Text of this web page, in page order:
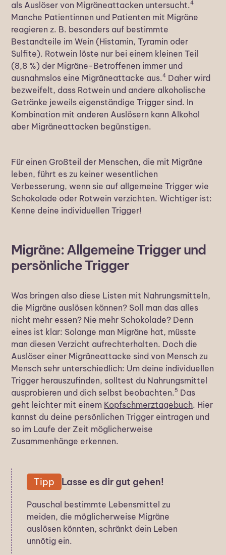
als Auslöser von Migräneattacken untersucht.4
Manche Patientinnen und Patienten mit Migräne
reagieren z. B. besonders auf bestimmte
Bestandteile im Wein (Histamin, Tyramin oder
Sulfite). Rotwein löste nur bei einem kleinen Teil
(8,8 %) der Migräne-Betroffenen immer und
ausnahmslos eine Migräneattacke aus.4 Daher wird
bezweifelt, dass Rotwein und andere alkoholische
Getränke jeweils eigenständige Trigger sind. In
Kombination mit anderen Auslösern kann Alkohol
aber Migräneattacken begünstigen.
Für einen Großteil der Menschen, die mit Migräne
leben, führt es zu keiner wesentlichen
Verbesserung, wenn sie auf allgemeine Trigger wie
Schokolade oder Rotwein verzichten. Wichtiger ist:
Kenne deine individuellen Trigger!
Migräne: Allgemeine Trigger und
persönliche Trigger
Was bringen also diese Listen mit Nahrungsmitteln,
die Migräne auslösen können? Soll man das alles
nicht mehr essen? Nie mehr Schokolade? Denn
eines ist klar: Solange man Migräne hat, müsste
man diesen Verzicht aufrechterhalten. Doch die
Auslöser einer Migräneattacke sind von Mensch zu
Mensch sehr unterschiedlich: Um deine individuellen
Trigger herauszufinden, solltest du Nahrungsmittel
ausprobieren und dich selbst beobachten.5 Das
geht leichter mit einem Kopfschmerztagebuch. Hier
kannst du deine persönlichen Trigger eintragen und
so im Laufe der Zeit möglicherweise
Zusammenhänge erkennen.
Tipp Lasse es dir gut gehen!
Pauschal bestimmte Lebensmittel zu
meiden, die möglicherweise Migräne
auslösen könnten, schränkt dein Leben
unnötig ein.